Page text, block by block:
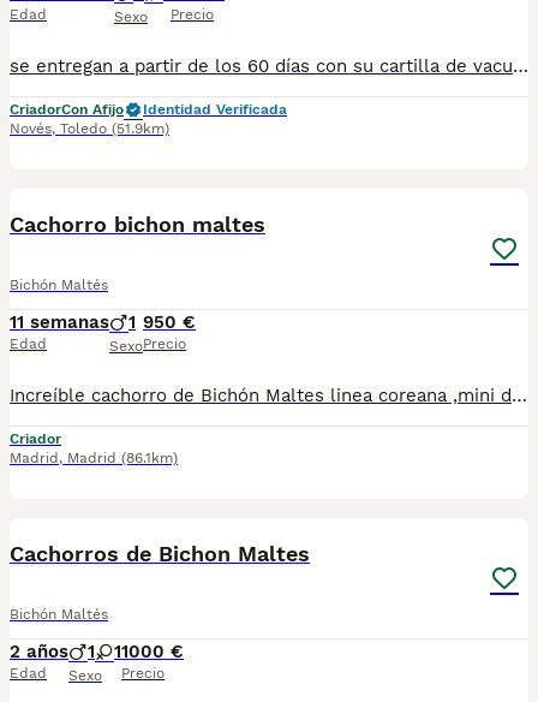
Edad Sexo Precio
se entregan a partir de los 60 días con su cartilla de vacunación y desparasitación correspondiente a su edad. puede venir a verlos sin compromiso escribanos al 698979889
CriadorCon Afijo
Identidad Verificada
Novés, Toledo (51.9km)
Cachorro bichon maltes
Bichón Maltés
11 semanas
Edad
1
Sexo
950 €
Precio
Increíble cachorro de Bichón Maltes linea coreana ,mini de verdad !! tenemos machos y hembras ,distintos colores Nuestros cachorros nacen y crecen en un ambiente familiar ,sin jaulas ,con un respeto y exclusiva cria,somos respetuosos con el tiempo de destete ,cada cachorro necesita su tiempo.. Destetamos con un pienso de alta calidad , Cachorros revisados ,desde el nacimiento ,hasta la entrega por un veterinario competente ,buscando siempre el bienestar de nuestros animales.. Sociabilizados y equilibrados tanto padres como cachorros Se entregan con todo el protocolo veterinario legal,y garantías por escrito completas.. Tenemos servicio de entrega personalizado a cualquier punto de España,directo.. El precio puede cambiar tanto en sexo como en características del cachorro. Dejanos tú teléfono y te mandamos toda la información fotos y vídeos ..
Criador
Madrid , Madrid (86.1km)
Cachorros de Bichon Maltes
Bichón Maltés
2 años
Edad
1 1
Sexo
1000 €
Precio